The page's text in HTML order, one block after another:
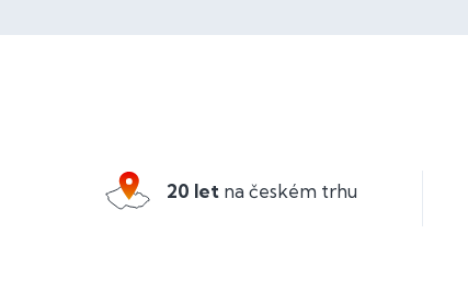
20 let na českém trhu